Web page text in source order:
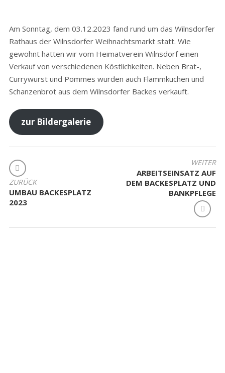
Am Sonntag, dem 03.12.2023 fand rund um das Wilnsdorfer
Rathaus der Wilnsdorfer Weihnachtsmarkt statt. Wie
gewohnt hatten wir vom Heimatverein Wilnsdorf einen
Verkauf von verschiedenen Köstlichkeiten. Neben Brat-,
Currywurst und Pommes wurden auch Flammkuchen und
Schanzenbrot aus dem Wilnsdorfer Backes verkauft.
zur Bildergalerie
BEITRAGSNAVIGATION
ZURÜCK
UMBAU BACKESPLATZ
2023
WEITER
ARBEITSEINSATZ AUF
DEM BACKESPLATZ UND
BANKPFLEGE